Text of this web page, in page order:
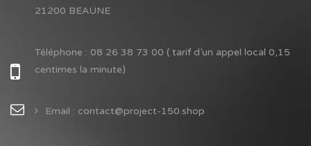
21200 BEAUNE
Téléphone : 08 26 38 73 00 ( tarif d’un appel local 0,15
centimes la minute)
Email : contact@project-150.shop